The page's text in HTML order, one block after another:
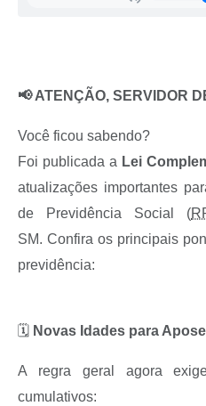
📢 ATENÇÃO, SERVIDOR
Você ficou sabendo?
Foi publicada a Lei
atualizações importantes
de Previdência Social (
SM. Confira os principais
previdência:
🗓️ Novas Idades para
A regra geral agora
cumulativos: